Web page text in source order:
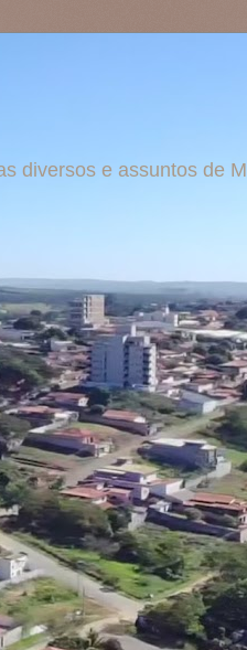
diversos e assuntos de